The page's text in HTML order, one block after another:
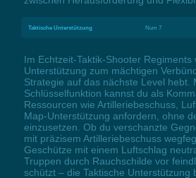
Taktische Unterstützung Num 7
Im Echtzeit-Taktik-Shooter Regiments
Unterstützung zum mächtigen
Strategie auf das nächste Level hebt.
Schlüsselfunktion kannst du als
Ressourcen wie Artilleriebeschuss,
Map-Unterstützung anfordern, ohne
einzusetzen. Ob du verschanzte
mit präzisem Artilleriebeschuss
Geschütze mit einem Luftschlag
Truppen durch Rauchschilde vor
schützt – die Taktische Unterstützung